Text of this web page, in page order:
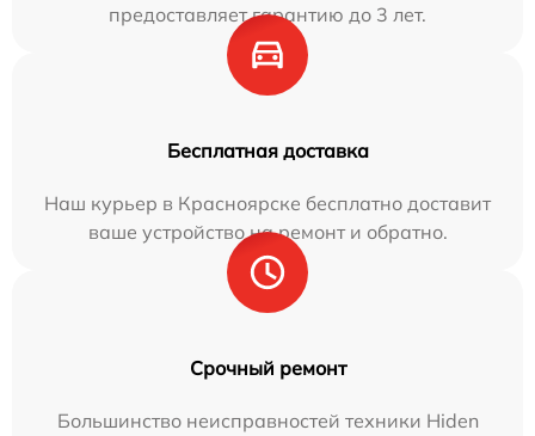
предоставляет гарантию до 3 лет.
Бесплатная доставка
Наш курьер в Красноярске бесплатно доставит
ваше устройство на ремонт и обратно.
Срочный ремонт
Большинство неисправностей техники Hiden